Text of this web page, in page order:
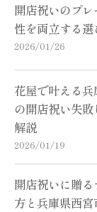
開店祝いのプ
性を両立する
2026/01/26
花屋で叶える
の開店祝い失
解説
2026/01/19
開店祝いに贈
方と兵庫県西